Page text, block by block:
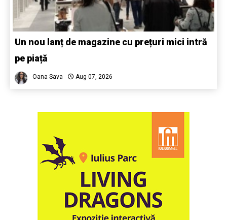
Un nou lanț de magazine cu prețuri mici intră
pe piață
Oana Sava Aug 07, 2026